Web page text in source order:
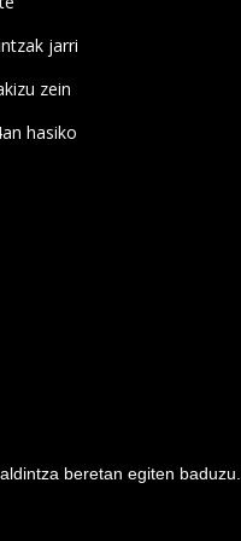
jarri
zein
hasiko
beretan egiten baduzu.